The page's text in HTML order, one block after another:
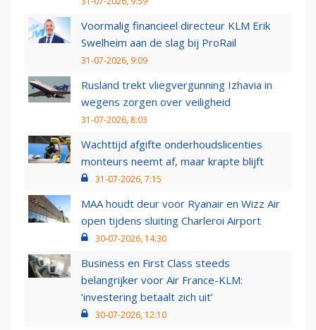
Voormalig financieel directeur KLM Erik
Swelheim aan de slag bij ProRail
31-07-2026, 9:09
Rusland trekt vliegvergunning Izhavia in
wegens zorgen over veiligheid
31-07-2026, 8:03
Wachttijd afgifte onderhoudslicenties
monteurs neemt af, maar krapte blijft
31-07-2026, 7:15
MAA houdt deur voor Ryanair en Wizz Air
open tijdens sluiting Charleroi Airport
30-07-2026, 14:30
Business en First Class steeds
belangrijker voor Air France-KLM:
‘investering betaalt zich uit’
30-07-2026, 12:10